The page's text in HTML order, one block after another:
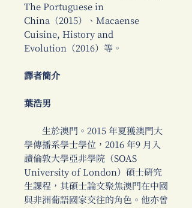
The Portuguese in
China（2015）、Macaense
Cuisine, History and
Evolution（2016）等。
譯者簡介
葉浩男
生於澳門。2015 年夏獲澳門大
學傳播系學士學位，2016 年9 月入
讀倫敦大學亞非學院（SOAS
University of London）碩士研究
生課程，其碩士論文聚焦澳門在中國
與非洲葡語國家交往的角色。他亦曾